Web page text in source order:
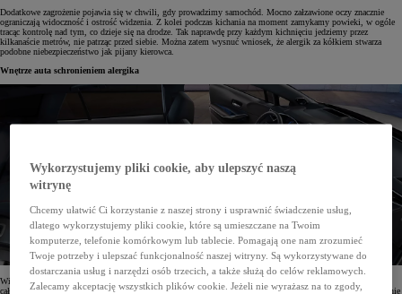
Dodatkowe zagrożenie pojawia się w chwili, gdy prowadzimy samochód. Mocno załzawione oczy znacznie
ograniczają widoczność i ostrość widzenia. Z kolei podczas kichania na moment zamykamy powieki, w ogóle
tracąc kontrolę nad tym, co dzieje się na drodze. Tak naprawdę przy każdym kichnięciu jedziemy przez
kilkanaście metrów, nie patrząc przed siebie. Można zatem wysnuć wniosek, że alergik za kółkiem stwarza
podobne niebezpieczeństwo jak pijany kierowca.
Wnętrze auta schronieniem alergika
Większość osób borykających się z alergią przyjmuje na stałe odpowiednie leki i środki zmniejszające bądź
całkowicie hamujące działanie alergenów. Pomaga też w tym ograniczenie kontaktu lub całkowite odizolowanie
Wykorzystujemy pliki cookie, aby ulepszyć naszą
witrynę
Chcemy ułatwić Ci korzystanie z naszej strony i usprawnić świadczenie usług,
dlatego wykorzystujemy pliki cookie, które są umieszczane na Twoim
komputerze, telefonie komórkowym lub tablecie. Pomagają one nam zrozumieć
Twoje potrzeby i ulepszać funkcjonalność naszej witryny. Są wykorzystywane do
dostarczania usług i narzędzi osób trzecich, a także służą do celów reklamowych.
Zalecamy akceptację wszystkich plików cookie. Jeżeli nie wyrażasz na to zgody,